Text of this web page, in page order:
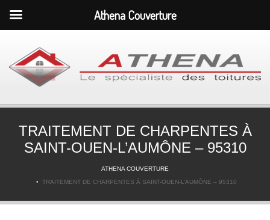
TRAITEMENT DE CHARPENTES À
SAINT-OUEN-L’AUMÔNE – 95310
ATHENA COUVERTURE
TRAITEMENT DE CHARPENTES À SAINT-OUEN-L’AUMÔNE – 95310
Athena Couverture